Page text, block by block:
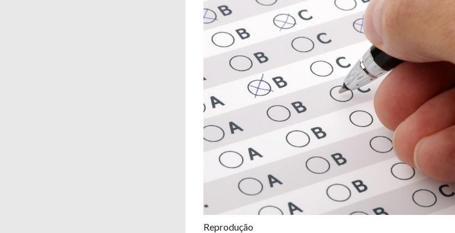
Reprodução